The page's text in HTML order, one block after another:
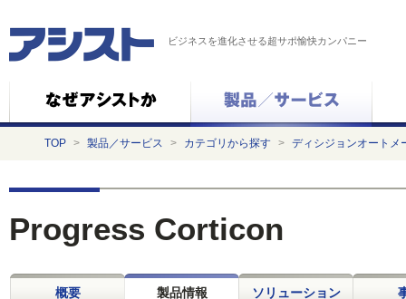
ビジネスを進化させる超サポ愉快カンパニー
TOP > 製品／サービス > カテゴリから探す > ディシジョンオートメ
Progress Corticon
概要 製品情報 ソリューション